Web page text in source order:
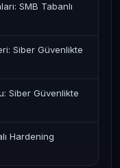
SMB Tabanlı
Siber Güvenlikte
Siber Güvenlikte
Hardening